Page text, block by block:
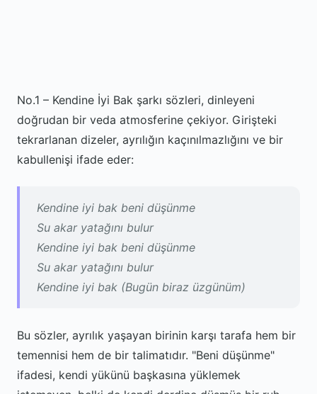
No.1 – Kendine İyi Bak şarkı sözleri, dinleyeni
doğrudan bir veda atmosferine çekiyor. Girişteki
tekrarlanan dizeler, ayrılığın kaçınılmazlığını ve bir
kabullenişi ifade eder:
Kendine iyi bak beni düşünme
Su akar yatağını bulur
Kendine iyi bak beni düşünme
Su akar yatağını bulur
Kendine iyi bak (Bugün biraz üzgünüm)
Bu sözler, ayrılık yaşayan birinin karşı tarafa hem bir
temennisi hem de bir talimatıdır. "Beni düşünme"
ifadesi, kendi yükünü başkasına yüklemek